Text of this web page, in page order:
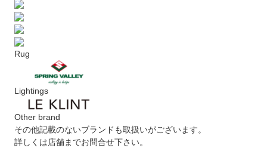
Rug
Lightings
Other brand
その他記載のないブランドも取扱いがございます。
詳しくは店舗までお問合せ下さい。